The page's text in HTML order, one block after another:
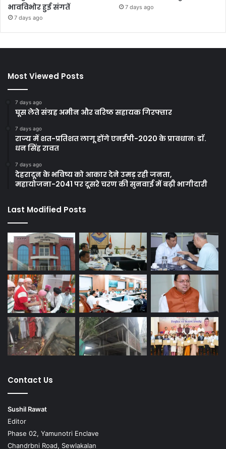
भावविभोर हुई संगतें
7 days ago
7 days ago
Most Viewed Posts
7 days ago
घूस लेते संग्रह अमीन और वरिष्ठ सहायक गिरफ्तार
7 days ago
राज्य में शत-प्रतिशत लागू होंगे एनईपी-2020 के प्रावधानः डाॅ.
धन सिंह रावत
7 days ago
देहरादून के भविष्य को आकार देने उमड़ रही जनता,
महायोजना-2041 पर दूसरे चरण की सुनवाई में बढ़ी भागीदारी
Last Modified Posts
Contact Us
Sushil Rawat
Editor
Phase 02, Yamunotri Enclave
Chandrbni Road, Sewlakalan